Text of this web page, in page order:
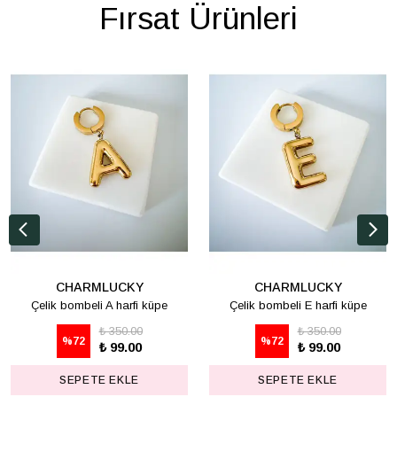
Fırsat Ürünleri
CHARMLUCKY
Çelik bombeli A harfi küpe
%72
₺ 350.00
₺ 99.00
SEPETE EKLE
CHARMLUCKY
Çelik bombeli E harfi küpe
%72
₺ 350.00
₺ 99.00
SEPETE EKLE